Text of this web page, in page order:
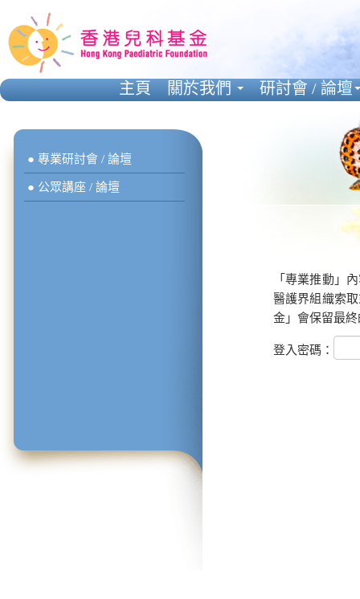
● 專業研討會 / 論壇
● 公眾講座 / 論壇
「專業推動」
醫護界組織索
金」會保留最
登入密碼：
主頁 關於我們 研討會 / 論壇